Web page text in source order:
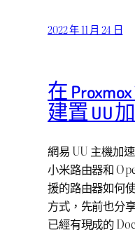
2022 年 11 月 24 日
在
建置 UU
網易 UU 主機加
小米路由器和
援的路由器如何
方式，先前也分
已經有現成的